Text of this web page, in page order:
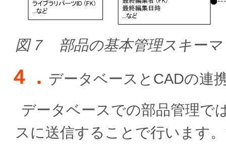
図７ 部品の基本管理スキーマ
４． データベースとCADの連
データベースでの部品管理で
スに送信することで行います